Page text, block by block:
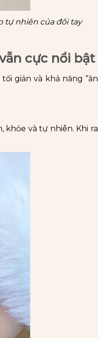
tự nhiên của đôi tay
cực nổi bật
giản và khả năng “ăn
khỏe và tự nhiên. Khi ra